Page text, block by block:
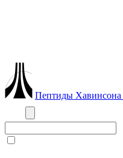
Пептиды Хавинсона